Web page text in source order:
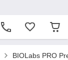
BIOLabs PRO